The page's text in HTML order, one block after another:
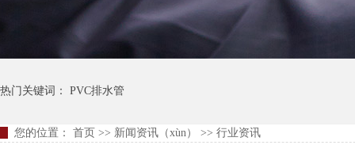
热门关键词： PVC排水管
您的位置： 首页 >> 新闻资讯（xùn） >> 行业资讯